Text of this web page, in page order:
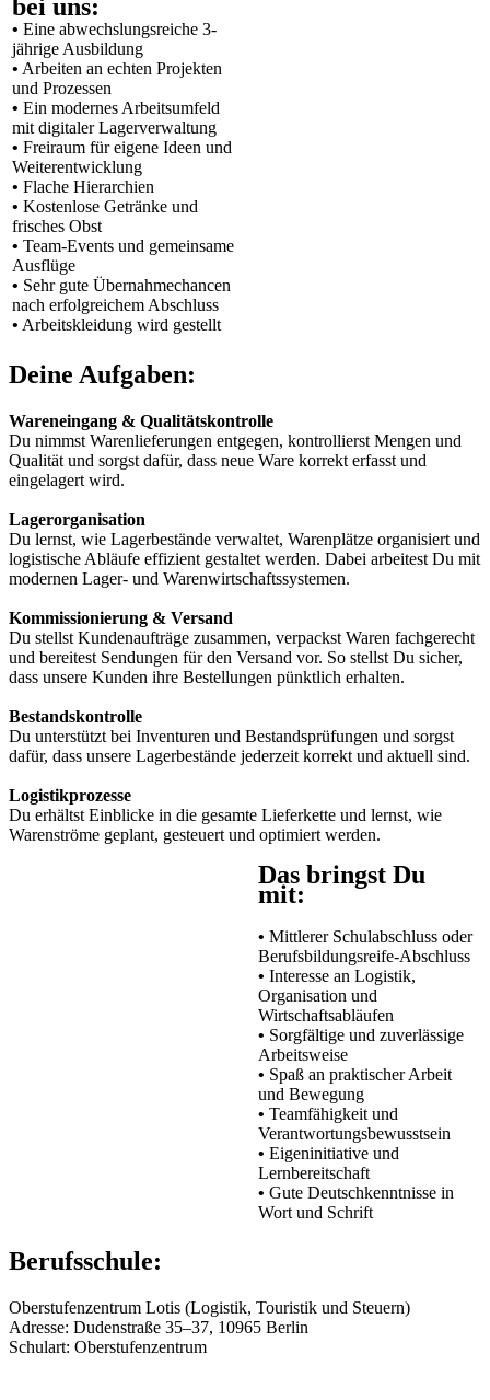
bei uns:
• Eine abwechslungsreiche 3-
jährige Ausbildung
• Arbeiten an echten Projekten
und Prozessen
• Ein modernes Arbeitsumfeld
mit digitaler Lagerverwaltung
• Freiraum für eigene Ideen und
Weiterentwicklung
• Flache Hierarchien
• Kostenlose Getränke und
frisches Obst
• Team-Events und gemeinsame
Ausflüge
• Sehr gute Übernahmechancen
nach erfolgreichem Abschluss
• Arbeitskleidung wird gestellt
Deine Aufgaben:
Wareneingang & Qualitätskontrolle
Du nimmst Warenlieferungen entgegen, kontrollierst Mengen und
Qualität und sorgst dafür, dass neue Ware korrekt erfasst und
eingelagert wird.
Lagerorganisation
Du lernst, wie Lagerbestände verwaltet, Warenplätze organisiert und
logistische Abläufe effizient gestaltet werden. Dabei arbeitest Du mit
modernen Lager- und Warenwirtschaftssystemen.
Kommissionierung & Versand
Du stellst Kundenaufträge zusammen, verpackst Waren fachgerecht
und bereitest Sendungen für den Versand vor. So stellst Du sicher,
dass unsere Kunden ihre Bestellungen pünktlich erhalten.
Bestandskontrolle
Du unterstützt bei Inventuren und Bestandsprüfungen und sorgst
dafür, dass unsere Lagerbestände jederzeit korrekt und aktuell sind.
Logistikprozesse
Du erhältst Einblicke in die gesamte Lieferkette und lernst, wie
Warenströme geplant, gesteuert und optimiert werden.
Das bringst Du
mit:
• Mittlerer Schulabschluss oder
Berufsbildungsreife-Abschluss
• Interesse an Logistik,
Organisation und
Wirtschaftsabläufen
• Sorgfältige und zuverlässige
Arbeitsweise
• Spaß an praktischer Arbeit
und Bewegung
• Teamfähigkeit und
Verantwortungsbewusstsein
• Eigeninitiative und
Lernbereitschaft
• Gute Deutschkenntnisse in
Wort und Schrift
Berufsschule:
Oberstufenzentrum Lotis (Logistik, Touristik und Steuern)
Adresse: Dudenstraße 35–37, 10965 Berlin
Schulart: Oberstufenzentrum